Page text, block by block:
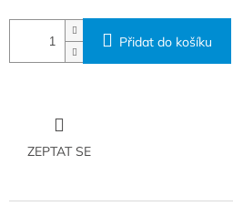
Přidat do košíku
ZEPTAT SE